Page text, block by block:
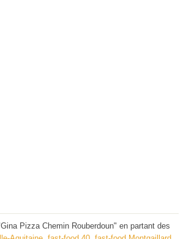
Pizza Chemin Rouberdoun" en partant des